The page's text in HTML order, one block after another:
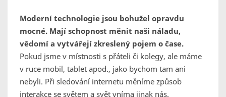
Moderní technologie jsou bohužel opravdu
mocné. Mají schopnost měnit naši náladu,
vědomí a vytvářejí zkreslený pojem o čase.
Pokud jsme v místnosti s přáteli či kolegy, ale máme
v ruce mobil, tablet apod., jako bychom tam ani
nebyli. Při sledování internetu měníme způsob
interakce se světem a svět vníma jinak nás.